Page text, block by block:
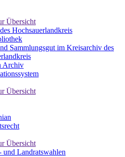
Übersicht
Hochsauerlandkreis
Sammlungsgut im Kreisarchiv des
Archiv
Übersicht
Übersicht
und Landratswahlen